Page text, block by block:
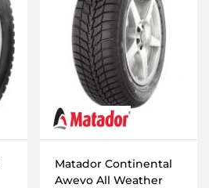
Matador Continental
Awevo All Weather